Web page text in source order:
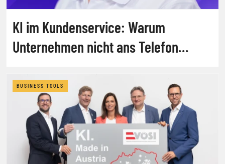
KI im Kundenservice: Warum
Unternehmen nicht ans Telefon
BUSINESS TOOLS